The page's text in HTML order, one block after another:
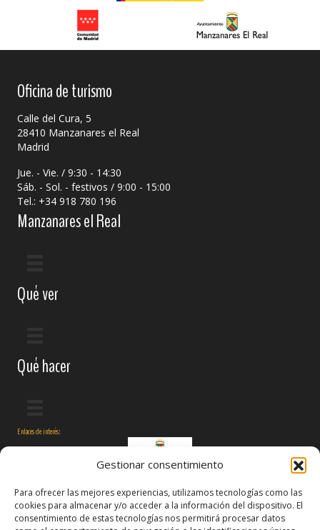
Gestionar consentimiento
Para ofrecer las mejores experiencias, utilizamos tecnologías como las
cookies para almacenar y/o acceder a la información del dispositivo. El
consentimiento de estas tecnologías nos permitirá procesar datos
Oficina de turismo
Calle del Cura, 5
28410 Manzanares el Real
Madrid
Jue. - Vie. / 9:30 - 14:30
Sáb. - Sol. - festivos / 9:00 - 15:00
Tel.: +34 918 780 196
Manzanares el Real
Qué ver
Qué hacer
Enlaces de interés: